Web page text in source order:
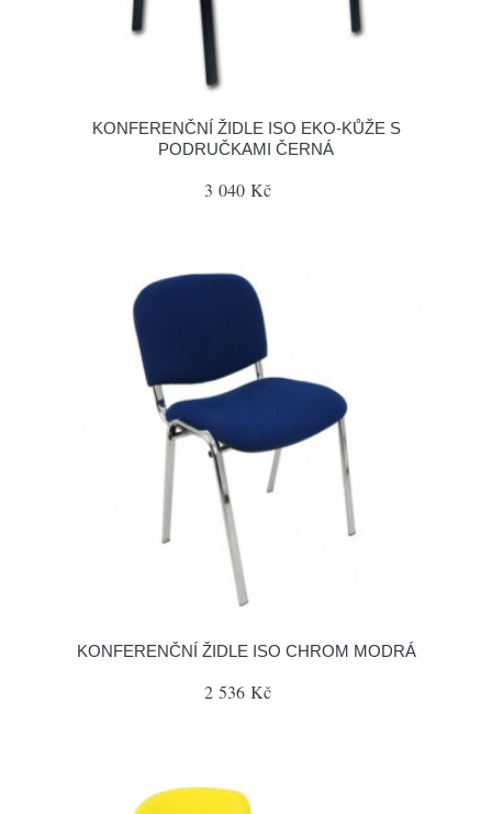
KONFERENČNÍ ŽIDLE ISO EKO-KŮŽE S
PODRUČKAMI ČERNÁ
3 040 Kč
KONFERENČNÍ ŽIDLE ISO CHROM MODRÁ
2 536 Kč